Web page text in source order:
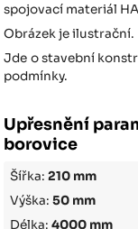
spojovací materiál
Obrázek je ilustrační.
Jde o stavební
podmínky.
Upřesnění
borovice
Šířka:210 mm
Výška:50 mm
Délka:4000 mm